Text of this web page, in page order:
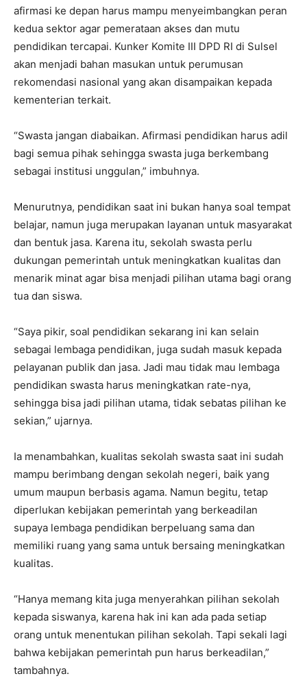
afirmasi ke depan harus mampu menyeimbangkan peran
kedua sektor agar pemerataan akses dan mutu
pendidikan tercapai. Kunker Komite III DPD RI di Sulsel
akan menjadi bahan masukan untuk perumusan
rekomendasi nasional yang akan disampaikan kepada
kementerian terkait.
“Swasta jangan diabaikan. Afirmasi pendidikan harus adil
bagi semua pihak sehingga swasta juga berkembang
sebagai institusi unggulan,” imbuhnya.
Menurutnya, pendidikan saat ini bukan hanya soal tempat
belajar, namun juga merupakan layanan untuk masyarakat
dan bentuk jasa. Karena itu, sekolah swasta perlu
dukungan pemerintah untuk meningkatkan kualitas dan
menarik minat agar bisa menjadi pilihan utama bagi orang
tua dan siswa.
“Saya pikir, soal pendidikan sekarang ini kan selain
sebagai lembaga pendidikan, juga sudah masuk kepada
pelayanan publik dan jasa. Jadi mau tidak mau lembaga
pendidikan swasta harus meningkatkan rate-nya,
sehingga bisa jadi pilihan utama, tidak sebatas pilihan ke
sekian,” ujarnya.
Ia menambahkan, kualitas sekolah swasta saat ini sudah
mampu berimbang dengan sekolah negeri, baik yang
umum maupun berbasis agama. Namun begitu, tetap
diperlukan kebijakan pemerintah yang berkeadilan
supaya lembaga pendidikan berpeluang sama dan
memiliki ruang yang sama untuk bersaing meningkatkan
kualitas.
“Hanya memang kita juga menyerahkan pilihan sekolah
kepada siswanya, karena hak ini kan ada pada setiap
orang untuk menentukan pilihan sekolah. Tapi sekali lagi
bahwa kebijakan pemerintah pun harus berkeadilan,”
tambahnya.